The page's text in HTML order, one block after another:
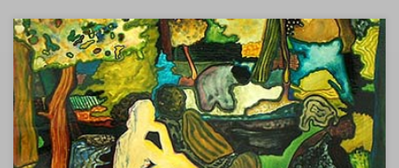
Ce tableau présente sur une seule page l’ensemble des programmes.
Cette disposition permet de visualiser niveau par niveau la progression
des apprentissages attendus et la complexification des compétences
au cours des cycles 2, 3 et 4.